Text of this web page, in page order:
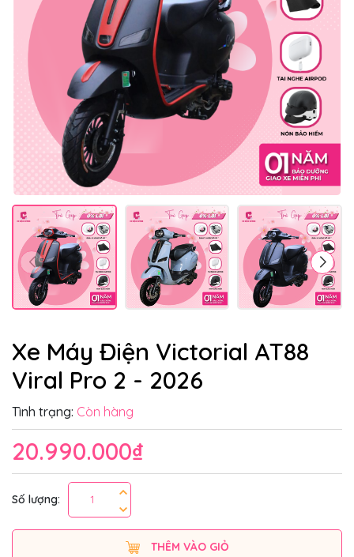
Xe Máy Điện Victorial AT88
Viral Pro 2 - 2026
Tình trạng: Còn hàng
20.990.000₫
Số lượng:
THÊM VÀO GIỎ